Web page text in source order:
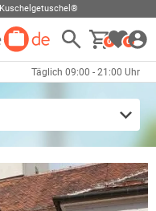
Kuschelgetuschel®
0 0
Täglich 09:00 - 21:00 Uhr